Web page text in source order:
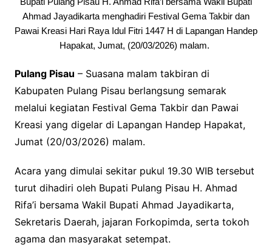
Ahmad Jayadikarta menghadiri Festival Gema Takbir dan
Pawai Kreasi Hari Raya Idul Fitri 1447 H di Lapangan Handep
Hapakat, Jumat, (20/03/2026) malam.
Pulang Pisau – Suasana malam takbiran di
Kabupaten Pulang Pisau berlangsung semarak
melalui kegiatan Festival Gema Takbir dan Pawai
Kreasi yang digelar di Lapangan Handep Hapakat,
Jumat (20/03/2026) malam.
Acara yang dimulai sekitar pukul 19.30 WIB tersebut
turut dihadiri oleh Bupati Pulang Pisau H. Ahmad
Rifa’i bersama Wakil Bupati Ahmad Jayadikarta,
Sekretaris Daerah, jajaran Forkopimda, serta tokoh
agama dan masyarakat setempat.